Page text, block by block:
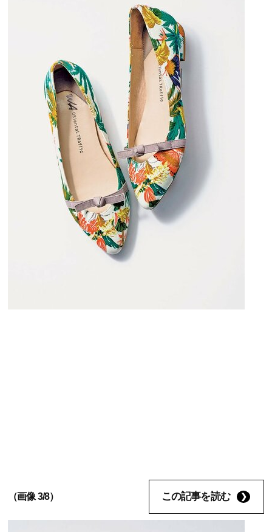
（画像 3/8） この記事を読む